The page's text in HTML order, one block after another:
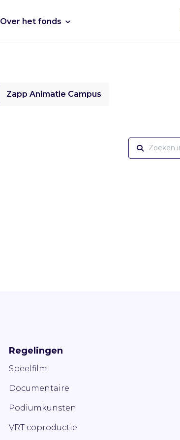
Over het fonds
Zapp Animatie Campus
Regelingen
Speelfilm
Documentaire
Podiumkunsten
VRT coproductie